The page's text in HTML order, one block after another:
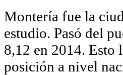
Montería fue la
estudio. Pasó del
8,12 en 2014. Esto
posición a nivel